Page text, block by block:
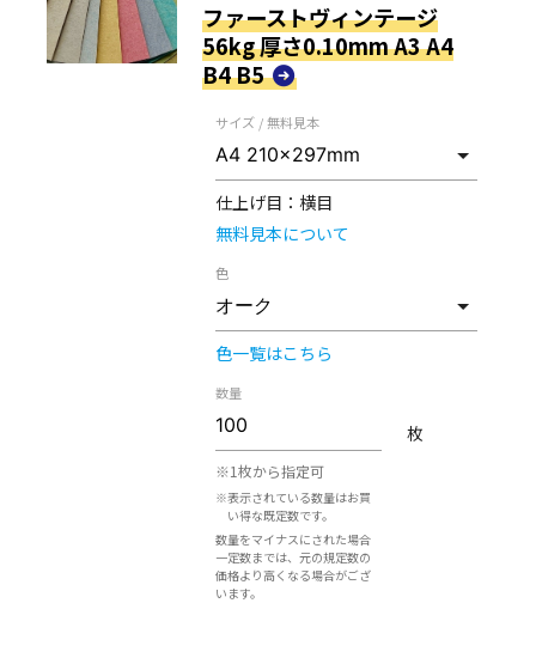
ファーストヴィンテージ
56kg 厚さ0.10mm A3 A4
B4 B5
サイズ / 無料見本
仕上げ目： 横目
無料見本について
色
色一覧はこちら
数量
※1枚から指定可
※表示されている数量はお買
い得な既定数です。
数量をマイナスにされた場合
一定数までは、元の規定数の
価格より高くなる場合がござ
います。
枚